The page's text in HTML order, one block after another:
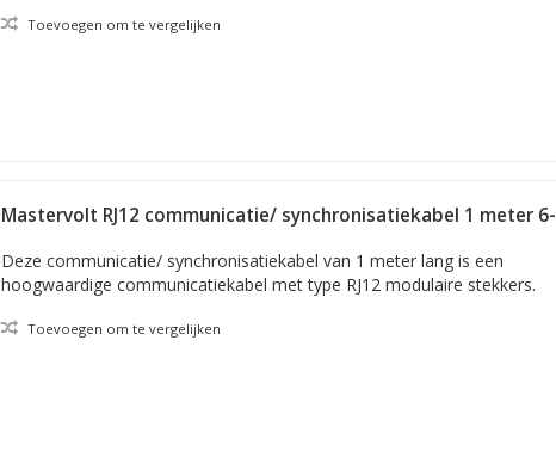
Toevoegen om te vergelijken
Mastervolt RJ12 communicatie/ synchronisatiekabel 1 meter 6-
Deze communicatie/ synchronisatiekabel van 1 meter lang is een
hoogwaardige communicatiekabel met type RJ12 modulaire stekkers.
Toevoegen om te vergelijken